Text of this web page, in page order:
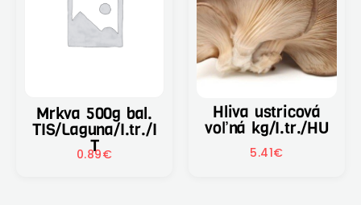
Mrkva 500g bal.
TIS/Laguna/I.tr./I
T
0.89€
Hliva ustricová
voľná kg/I.tr./HU
5.41€